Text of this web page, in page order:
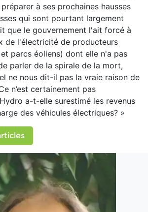
à ses prochaines hausses
qui sont pourtant largement
que le gouvernement l'ait forcé à
de l'électricité de producteurs
parcs éoliens) dont elle n'a pas
parler de la spirale de la mort,
ne nous dit-il pas la vraie raison de
n’est certainement pas
a-t-elle surestimé les revenus
des véhicules électriques? »